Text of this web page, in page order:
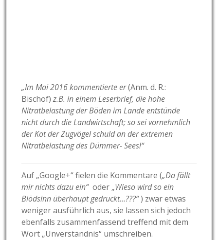
„Im Mai 2016 kommentierte er(Anm. d. R.:
Bischof)z.B.in einem Leserbrief, die hohe
Nitratbelastung der Böden im Lande entstünde
nicht durch die Landwirtschaft; so sei vornehmlich
der Kot der Zugvögel schuld an der extremen
Nitratbelastung des Dümmer- Sees!“
Auf „Google+“ fielen die Kommentare („Da fällt
mir nichts dazu ein“oder „Wieso wird so ein
Blödsinn überhaupt gedruckt…???“) zwar etwas
weniger ausführlich aus, sie lassen sich jedoch
ebenfalls zusammenfassend treffend mit dem
Wort „Unverständnis“ umschreiben.